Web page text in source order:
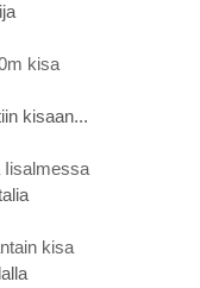
kisa
kisaan...
Iisalmessa
kisa